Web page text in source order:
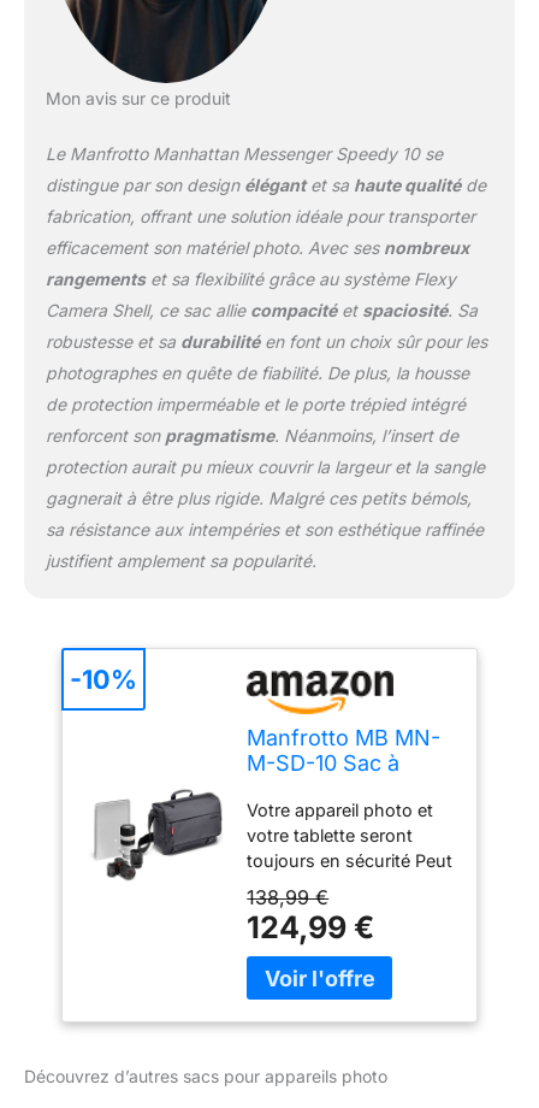
Mon avis sur ce produit
Le Manfrotto Manhattan Messenger Speedy 10 se
distingue par son design élégantet sa haute qualitéde
fabrication, offrant une solution idéale pour transporter
efficacement son matériel photo. Avec ses nombreux
rangementset sa flexibilité grâce au système Flexy
Camera Shell, ce sac allie compacitéet spaciosité. Sa
robustesse et sa durabilitéen font un choix sûr pour les
photographes en quête de fiabilité. De plus, la housse
de protection imperméable et le porte trépied intégré
renforcent son pragmatisme. Néanmoins, l’insert de
protection aurait pu mieux couvrir la largeur et la sangle
gagnerait à être plus rigide. Malgré ces petits bémols,
sa résistance aux intempéries et son esthétique raffinée
justifient amplement sa popularité.
Manfrotto MB MN-
M-SD-10 Sac à
Appareil
Réflex/Hybride Noir
Votre appareil photo et
votre tablette seront
toujours en sécurité Peut
accueillir un kit hybride
type Sony A7 II ou
encore un petit drone
type DJI Mavic
Nouveaux séparateurs
ingénieux et discret pour
138,99 €
124,99 €
-10%
Découvrez d’autres sacs pour appareils photo